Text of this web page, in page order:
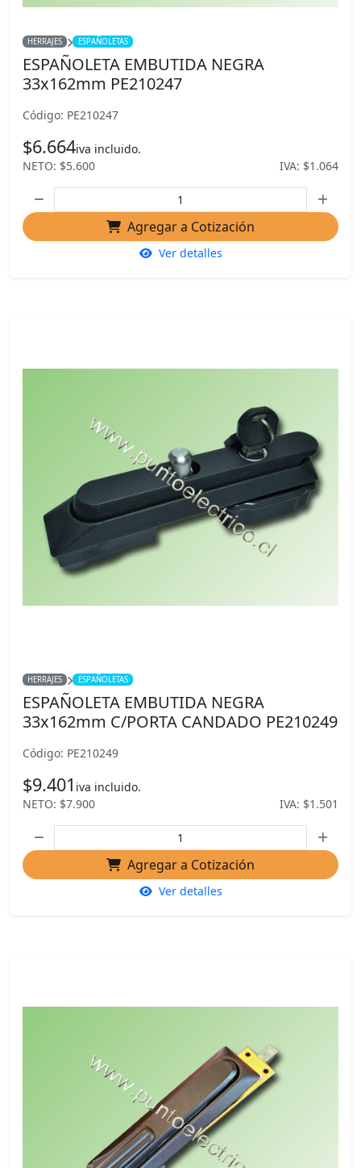
HERRAJES ESPAÑOLETAS
ESPAÑOLETA EMBUTIDA NEGRA
33x162mm PE210247
Código: PE210247
$6.664iva incluido.
NETO: $5.600
IVA: $1.064
Agregar a Cotización
Ver detalles
HERRAJES ESPAÑOLETAS
ESPAÑOLETA EMBUTIDA NEGRA
33x162mm C/PORTA CANDADO PE210249
Código: PE210249
$9.401 iva incluido.
NETO: $7.900
IVA: $1.501
Agregar a Cotización
Ver detalles